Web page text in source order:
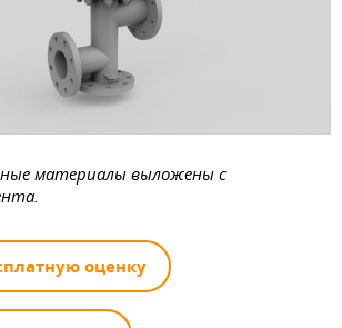
материалы выложены с
оценку